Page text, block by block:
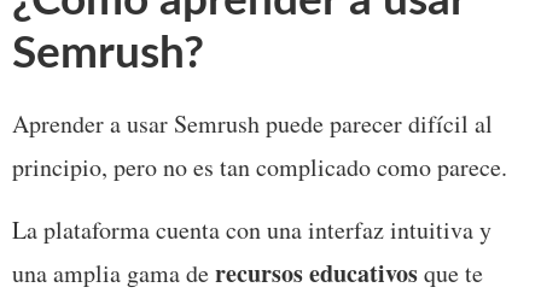
Semrush?
Aprender a usar Semrush puede parecer difícil al
principio, pero no es tan complicado como parece.
La plataforma cuenta con una interfaz intuitiva y
una amplia gama de recursos educativos que te